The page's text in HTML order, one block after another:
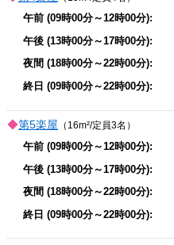
第5楽屋 （16m²/定員3名）